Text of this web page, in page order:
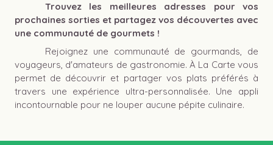
Trouvez les meilleures adresses pour vos
prochaines sorties et partagez vos découvertes avec
une communauté de gourmets !
Rejoignez une communauté de gourmands, de
voyageurs, d'amateurs de gastronomie. À La Carte vous
permet de découvrir et partager vos plats préférés à
travers une expérience ultra-personnalisée. Une appli
incontournable pour ne louper aucune pépite culinaire.